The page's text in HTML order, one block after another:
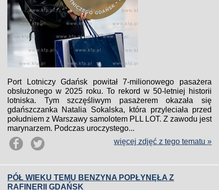
Port Lotniczy Gdańsk powitał 7-milionowego pasażera
obsłużonego w 2025 roku. To rekord w 50-letniej historii
lotniska. Tym szczęśliwym pasażerem okazała się
gdańszczanka Natalia Sokalska, która przyleciała przed
południem z Warszawy samolotem PLL LOT. Z zawodu jest
marynarzem. Podczas uroczystego...
więcej zdjęć z tego tematu »
PÓŁ WIEKU TEMU BENZYNA POPŁYNĘŁA Z
RAFINERII GDAŃSK